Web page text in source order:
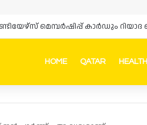
HOME QATAR HEALTH